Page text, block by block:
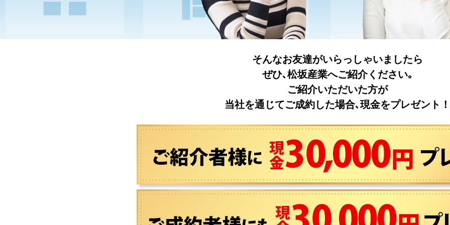
そんなお友達がいらっしゃいましたら
ぜひ､松坂産業へご紹介ください｡
ご紹介いただいた方が
当社を通じてご成約した場合､現金をプレゼント！